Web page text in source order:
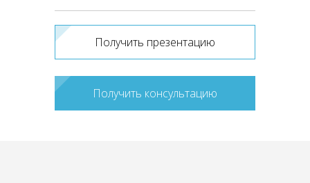
Получить презентацию
Получить консультацию